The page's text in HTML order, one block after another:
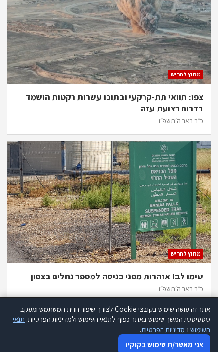
מחוץ לחריש
צפו: תוואי תת-קרקעי ובתוכו עשרות רקטות הושמד
בדרום רצועת עזה
כ״ב באב ה׳תשפ״ו
מחוץ לחריש
שימו לב! אזהרות מפני כניסה למספר נחלים בצפון
כ״ב באב ה׳תשפ״ו
כל הזכויות שמורות להנהלת אתר 634 |
מדיניות פרטיות
אתר זה עושה שימוש בקובצי Cookie לצורך שיפור חווית המשתמש ומעקב
סטטיסטי. המשך שימוש באתר כפוף לתנאי השימוש ולמדיניות הפרטיות. תנאי
השימוש ו-מדיניות הפרטיות.
אני מאשר/ת שימוש בקוקיז
אתר זה עושה שימוש בקוקיז לצורך שיפור חווית המשתמש ומעקב סטטיסטי.
קרא עוד
אני מאשר שימוש בקוקיז